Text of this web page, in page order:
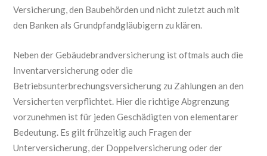
Versicherung, den Baubehörden und nicht zuletzt auch mit
den Banken als Grundpfandgläubigern zu klären.
Neben der Gebäudebrandversicherung ist oftmals auch die
Inventarversicherung oder die
Betriebsunterbrechungsversicherung zu Zahlungen an den
Versicherten verpflichtet. Hier die richtige Abgrenzung
vorzunehmen ist für jeden Geschädigten von elementarer
Bedeutung. Es gilt frühzeitig auch Fragen der
Unterversicherung, der Doppelversicherung oder der